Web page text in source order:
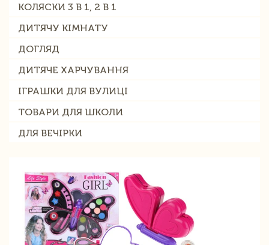
КОЛЯСКИ 3 В 1, 2 В 1
ДИТЯЧУ КІМНАТУ
ДОГЛЯД
ДИТЯЧЕ ХАРЧУВАННЯ
ІГРАШКИ ДЛЯ ВУЛИЦІ
ТОВАРИ ДЛЯ ШКОЛИ
ДЛЯ ВЕЧІРКИ